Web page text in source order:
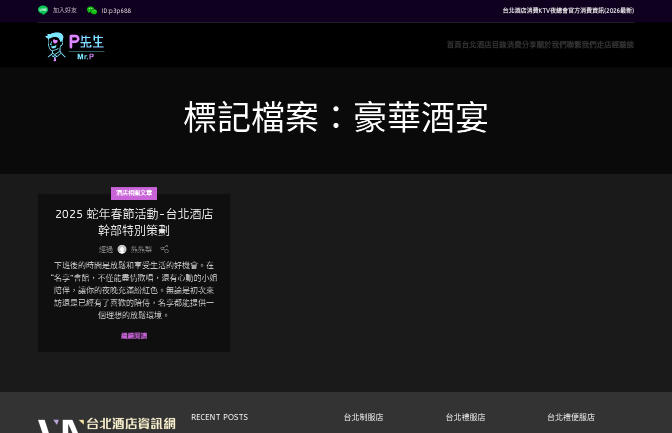
加入好友 ID:p3p688 台北酒店消費KTV夜總會官方消費資訊(2026最新)
首頁台北酒店目錄消費分享關於我們聯繫我們走店經驗談
標記檔案：豪華酒宴
酒店相關文章
2025 蛇年春節活動-台北酒店
幹部特別策劃
經過 熊熊梨
下班後的時間是放鬆和享受生活的好機會。在
“名享”會館，不僅能盡情歡唱，還有心動的小姐
陪伴，讓你的夜晚充滿紛紅色。無論是初次來
訪還是已經有了喜歡的陪侍，名享都能提供一
個理想的放鬆環境。
繼續閱讀
RECENT POSTS 台北制服店 台北禮服店 台北禮便服店